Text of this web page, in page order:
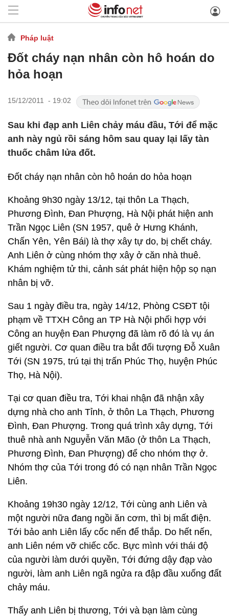
Pháp luật
Đốt cháy nạn nhân còn hô hoán do
hỏa hoạn
15/12/2011 - 19:02
Sau khi đạp anh Liên chảy máu đầu, Tới để mặc
anh này ngủ rồi sáng hôm sau quay lại lấy tàn
thuốc châm lửa đốt.
Đốt cháy nạn nhân còn hô hoán do hỏa hoạn
Khoảng 9h30 ngày 13/12, tại thôn La Thạch,
Phương Đình, Đan Phượng, Hà Nội phát hiện anh
Trần Ngọc Liên (SN 1957, quê ở Hưng Khánh,
Chấn Yên, Yên Bái) là thợ xây tự do, bị chết cháy.
Anh Liên ở cùng nhóm thợ xây ở căn nhà thuê.
Khám nghiệm tử thi, cảnh sát phát hiện hộp sọ nạn
nhân bị vỡ.
Sau 1 ngày điều tra, ngày 14/12, Phòng CSĐT tội
phạm về TTXH Công an TP Hà Nội phối hợp với
Công an huyện Đan Phượng đã làm rõ đó là vụ án
giết người. Cơ quan điều tra bắt đối tượng Đỗ Xuân
Tới (SN 1975, trú tại thị trấn Phúc Thọ, huyện Phúc
Thọ, Hà Nội).
Tại cơ quan điều tra, Tới khai nhận đã nhận xây
dựng nhà cho anh Tỉnh, ở thôn La Thạch, Phương
Đình, Đan Phượng. Trong quá trình xây dựng, Tới
thuê nhà anh Nguyễn Văn Mão (ở thôn La Thạch,
Phương Đình, Đan Phượng) để cho nhóm thợ ở.
Nhóm thợ của Tới trong đó có nạn nhân Trần Ngọc
Liên.
Khoảng 19h30 ngày 12/12, Tới cùng anh Liên và
một người nữa đang ngồi ăn cơm, thì bị mất điện.
Tới bảo anh Liên lấy cốc nến để thắp. Do hết nến,
anh Liên ném vỡ chiếc cốc. Bực mình với thái độ
của người làm dưới quyền, Tới đứng dậy đạp vào
người, làm anh Liên ngã ngửa ra đập đầu xuống đất
chảy máu.
Thấy anh Liên bị thương, Tới và bạn làm cùng